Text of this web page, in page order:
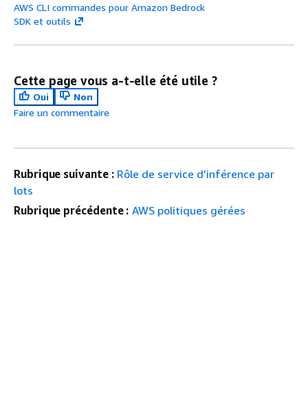
AWS CLI commandes pour Amazon Bedrock
SDK et outils
Cette page vous a-t-elle été utile ?
Oui
Non
Faire un commentaire
Rubrique suivante : Rôle de service d’inférence par
lots
Rubrique précédente : AWS politiques gérées